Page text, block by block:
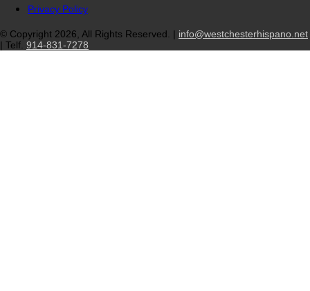
Privacy Policy
© Copyright 2026, All Rights Reserved. | info@westchesterhispano.net
| Telf. 914-831-7278